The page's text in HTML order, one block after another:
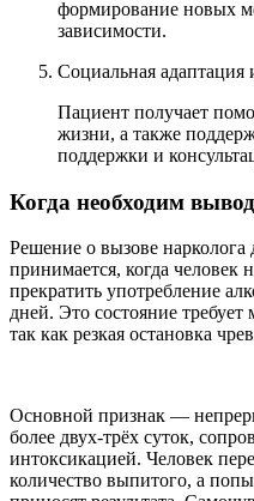
формирование новых
зависимости.
Социальная адаптация
Пациент получает
жизни, а также
поддержки и
Когда необходим
Решение о вызове нарколога
принимается, когда человек
прекратить употребление
дней. Это состояние
так как резкая остановка
Основной признак —
более двух-трёх суток,
интоксикацией. Человек
количество выпитого, а